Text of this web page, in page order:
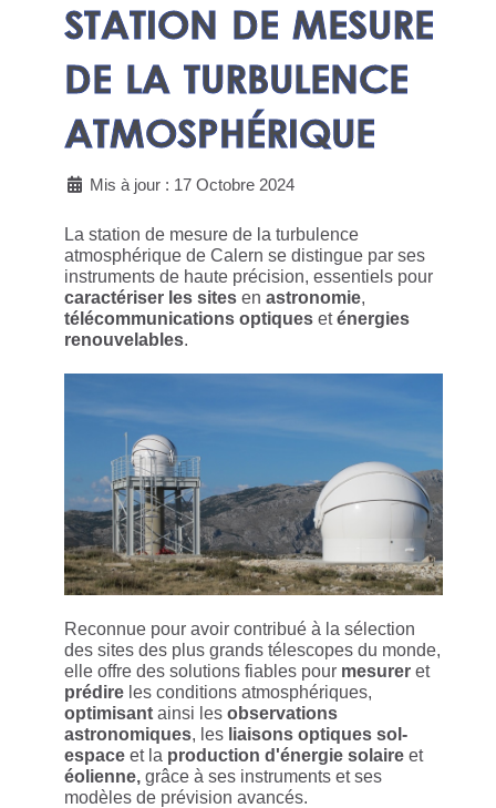
STATION DE MESURE
DE LA TURBULENCE
ATMOSPHÉRIQUE
Mis à jour : 17 Octobre 2024
La station de mesure de la turbulence
atmosphérique de Calern se distingue par ses
instruments de haute précision, essentiels pour
caractériser les sites en astronomie,
télécommunications optiques eténergies
renouvelables.
Reconnue pour avoir contribué à la sélection
des sites des plus grands télescopes du monde,
elle offre des solutions fiables pour mesurer et
prédire les conditions atmosphériques,
optimisant ainsi les observations
astronomiques, les liaisons optiques sol-
espace et la production d'énergie solaire et
éolienne, grâce à ses instruments et ses
modèles de prévision avancés.